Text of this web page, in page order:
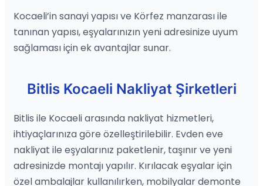
Kocaeli’in sanayi yapısı ve Körfez manzarası ile
tanınan yapısı, eşyalarınızın yeni adresinize uyum
sağlaması için ek avantajlar sunar.
Bitlis Kocaeli Nakliyat Şirketleri
Bitlis ile Kocaeli arasında nakliyat hizmetleri,
ihtiyaçlarınıza göre özelleştirilebilir. Evden eve
nakliyat ile eşyalarınız paketlenir, taşınır ve yeni
adresinizde montajı yapılır. Kırılacak eşyalar için
özel ambalajlar kullanılırken, mobilyalar demonte